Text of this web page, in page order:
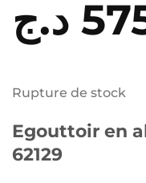
د.ج
Rupture de stock
Egouttoir en
62129